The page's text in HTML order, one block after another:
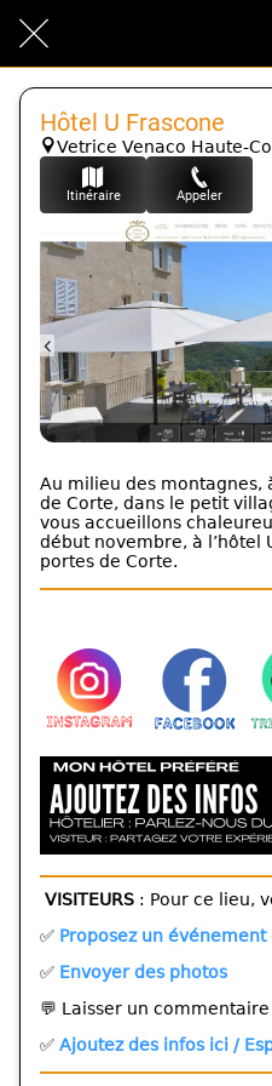
Hôtel U Frascone
Vetrice Venaco Haute-
Itinéraire Appeler
Au milieu des montagnes,
de Corte, dans le petit
vous accueillons
début novembre, à l’hôtel
portes de Corte.
VISITEURS : Pour ce lieu,
✅ Proposez un événement
✅ Envoyer des photos
💬 Laisser un commentaire
✅ Ajoutez des infos ici /